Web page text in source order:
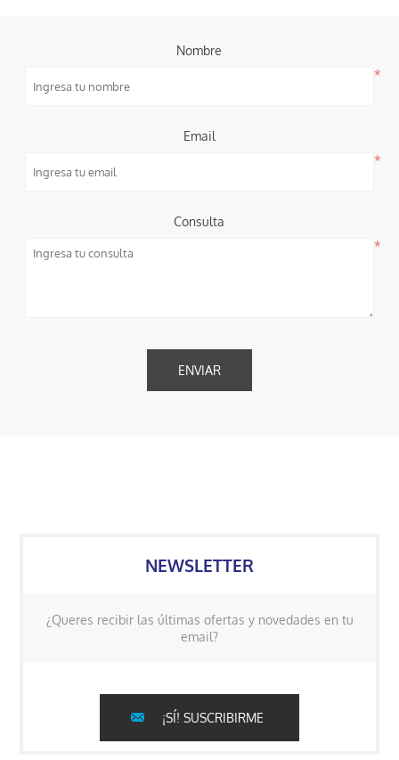
Nombre
*
Email
*
Consulta
*
NEWSLETTER
¿Queres recibir las últimas ofertas y novedades en tu
email?
¡SÍ! SUSCRIBIRME